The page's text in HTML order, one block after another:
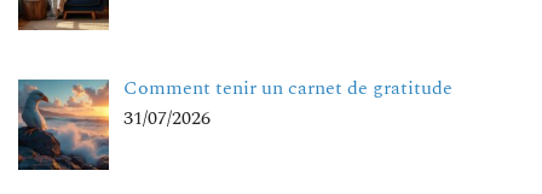
Comment tenir un carnet de gratitude
31/07/2026